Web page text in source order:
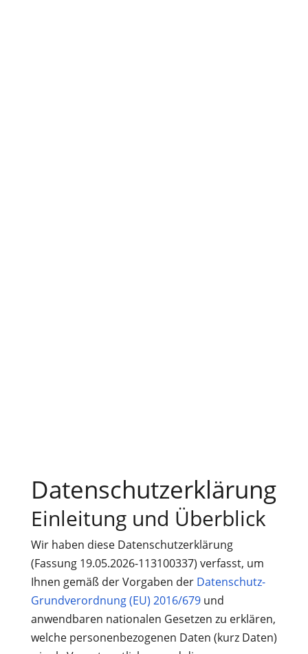
Datenschutzerklärung
Einleitung und Überblick
Wir haben diese Datenschutzerklärung
(Fassung 19.05.2026-113100337) verfasst, um
Ihnen gemäß der Vorgaben der Datenschutz-
Grundverordnung (EU) 2016/679und
anwendbaren nationalen Gesetzen zu erklären,
welche personenbezogenen Daten (kurz Daten)